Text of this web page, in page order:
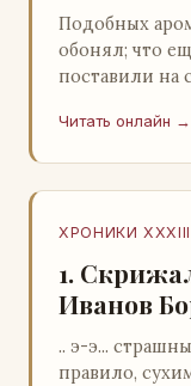
Подобных
обонял; что
поставили на
Скитер
Читать онлайн →
ХРОНИКИ
1.
Иванов
.. э-э...
правило,